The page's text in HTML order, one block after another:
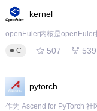
kernel
C
507 539
pytorch